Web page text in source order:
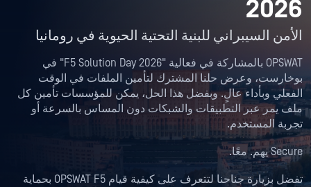
2026
الأمن السيبراني للبنية التحتية الحيوية في رومانيا
OPSWAT بالمشاركة في فعالية "F5 Solution Day 2026" في
بوخارست، وعرض حلنا المشترك لتأمين الملفات في الوقت
الفعلي وبأداء عالٍ. وبفضل هذا الحل، يمكن للمؤسسات تأمين كل
ملف يمر عبر التطبيقات والشبكات دون المساس بالسرعة أو
تجربة المستخدم.
Secure يهم. معًا.
تفضل بزيارة جناحنا لتتعرف على كيفية قيام OPSWAT F5 بحماية